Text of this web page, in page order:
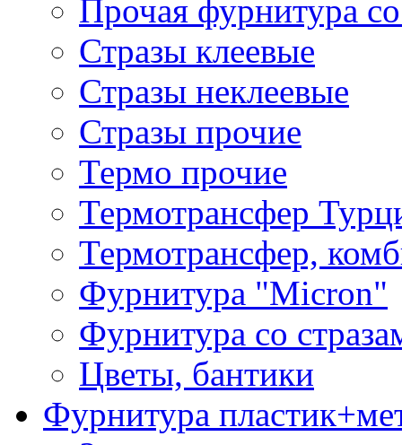
Прочая фурнитура
Стразы клеевые
Стразы неклеевые
Стразы прочие
Термо прочие
Термотрансфер
Термотрансфер,
Фурнитура "Micron"
Фурнитура со
Цветы, бантики
Фурнитура